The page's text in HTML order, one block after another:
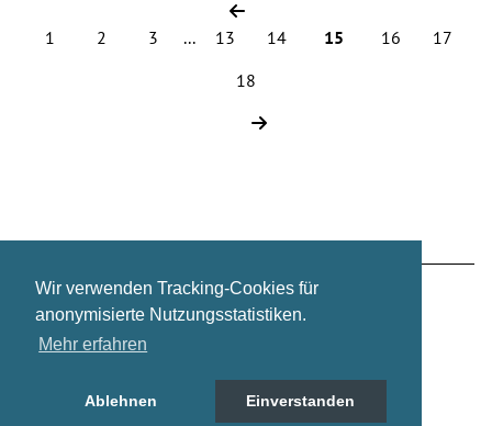
Wir verwenden Tracking-Cookies für
anonymisierte Nutzungsstatistiken.
Mehr erfahren
Ablehnen Einverstanden
1 2 3 ... 13 14 15 16
17
18
Zur regulären Website wechseln
Impressum